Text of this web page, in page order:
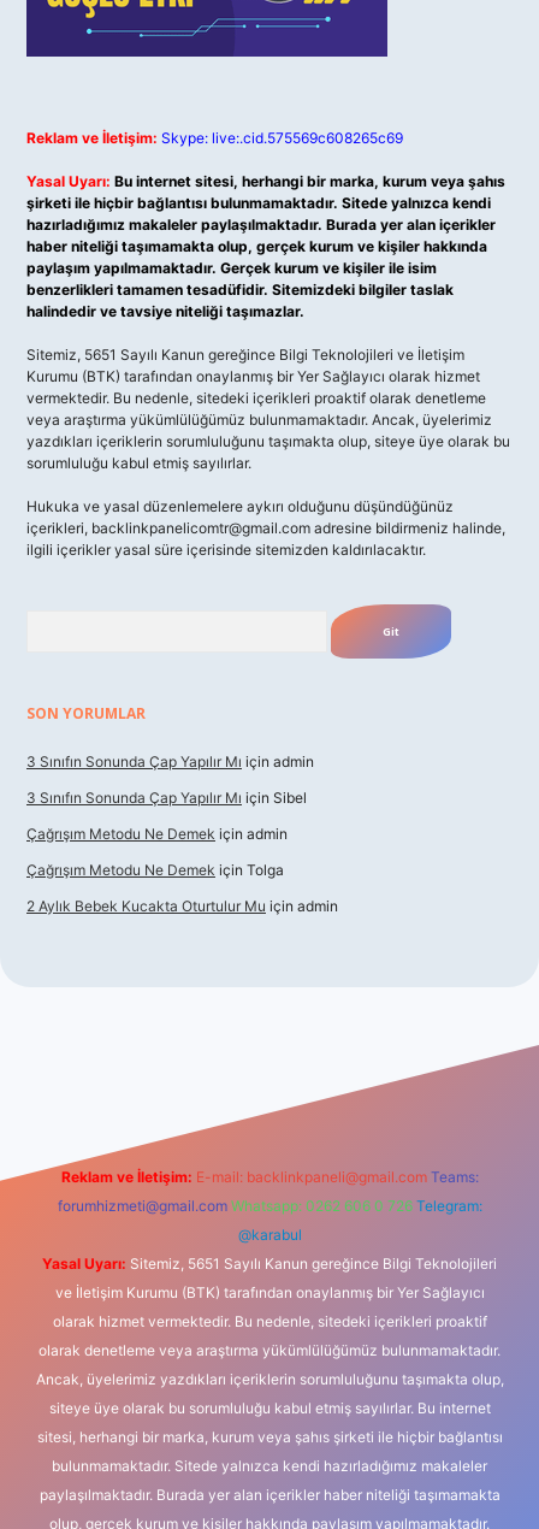
Reklam ve İletişim: Skype: live:.cid.575569c608265c69
Yasal Uyarı: Bu internet sitesi, herhangi bir marka, kurum veya şahıs
şirketi ile hiçbir bağlantısı bulunmamaktadır. Sitede yalnızca kendi
hazırladığımız makaleler paylaşılmaktadır. Burada yer alan içerikler
haber niteliği taşımamakta olup, gerçek kurum ve kişiler hakkında
paylaşım yapılmamaktadır. Gerçek kurum ve kişiler ile isim
benzerlikleri tamamen tesadüfidir. Sitemizdeki bilgiler taslak
halindedir ve tavsiye niteliği taşımazlar.
Sitemiz, 5651 Sayılı Kanun gereğince Bilgi Teknolojileri ve İletişim
Kurumu (BTK) tarafından onaylanmış bir Yer Sağlayıcı olarak hizmet
vermektedir. Bu nedenle, sitedeki içerikleri proaktif olarak denetleme
veya araştırma yükümlülüğümüz bulunmamaktadır. Ancak, üyelerimiz
yazdıkları içeriklerin sorumluluğunu taşımakta olup, siteye üye olarak bu
sorumluluğu kabul etmiş sayılırlar.
Hukuka ve yasal düzenlemelere aykırı olduğunu düşündüğünüz
içerikleri, backlinkpanelicomtr@gmail.com adresine bildirmeniz halinde,
ilgili içerikler yasal süre içerisinde sitemizden kaldırılacaktır.
SON YORUMLAR
3 Sınıfın Sonunda Çap Yapılır Mı için admin
3 Sınıfın Sonunda Çap Yapılır Mı için Sibel
Çağrışım Metodu Ne Demek için admin
Çağrışım Metodu Ne Demek için Tolga
2 Aylık Bebek Kucakta Oturtulur Mu için admin
Reklam ve İletişim: E-mail: backlinkpaneli@gmail.com Teams:
forumhizmeti@gmail.com Whatsapp: 0262 606 0 726 Telegram:
@karabul
Yasal Uyarı: Sitemiz, 5651 Sayılı Kanun gereğince Bilgi Teknolojileri
ve İletişim Kurumu (BTK) tarafından onaylanmış bir Yer Sağlayıcı
olarak hizmet vermektedir. Bu nedenle, sitedeki içerikleri proaktif
olarak denetleme veya araştırma yükümlülüğümüz bulunmamaktadır.
Ancak, üyelerimiz yazdıkları içeriklerin sorumluluğunu taşımakta olup,
siteye üye olarak bu sorumluluğu kabul etmiş sayılırlar. Bu internet
sitesi, herhangi bir marka, kurum veya şahıs şirketi ile hiçbir bağlantısı
bulunmamaktadır. Sitede yalnızca kendi hazırladığımız makaleler
paylaşılmaktadır. Burada yer alan içerikler haber niteliği taşımamakta
olup, gerçek kurum ve kişiler hakkında paylaşım yapılmamaktadır.